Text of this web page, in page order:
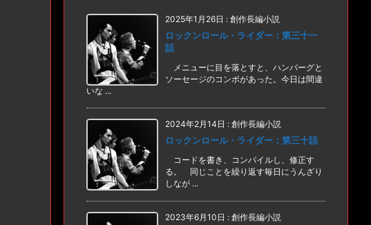
2025年1月26日 : 創作長編小説
ロックンロール・ライダー：第三十一
話
メニューに目を落とすと、ハンバーグと
ソーセージのコンボがあった。今日は間違
いな ...
2024年2月14日 : 創作長編小説
ロックンロール・ライダー：第三十話
コードを書き、コンパイルし、修正す
る。 同じことを繰り返す毎日にうんざり
しなが ...
2023年6月10日 : 創作長編小説